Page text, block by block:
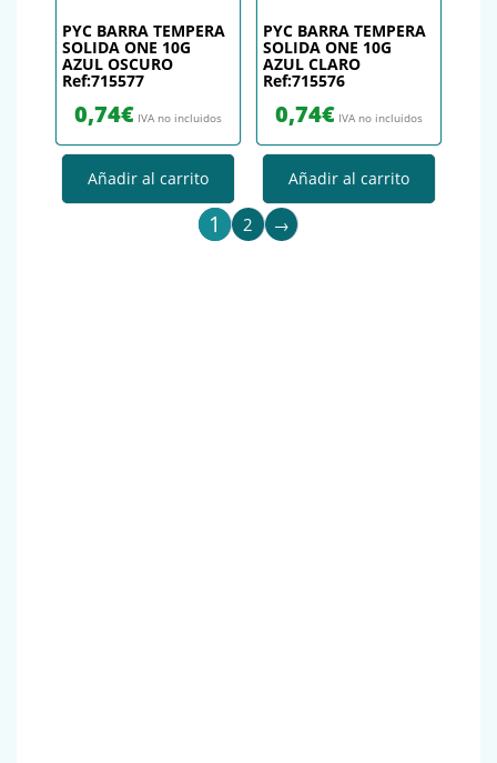
PYC BARRA TEMPERA
SOLIDA ONE 10G
AZUL OSCURO
Ref:715577
0,74€ IVA no incluidos
Añadir al carrito
PYC BARRA TEMPERA
SOLIDA ONE 10G
AZUL CLARO
Ref:715576
0,74€ IVA no incluidos
Añadir al carrito
1 2 →